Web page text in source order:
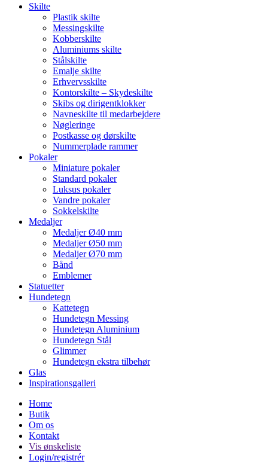
Skilte
Plastik skilte
Messingskilte
Kobberskilte
Aluminiums skilte
Stålskilte
Emalje skilte
Erhvervsskilte
Kontorskilte – Skydeskilte
Skibs og dirigentklokker
Navneskilte til medarbejdere
Nøgleringe
Postkasse og dørskilte
Nummerplade rammer
Pokaler
Miniature pokaler
Standard pokaler
Luksus pokaler
Vandre pokaler
Sokkelskilte
Medaljer
Medaljer Ø40 mm
Medaljer Ø50 mm
Medaljer Ø70 mm
Bånd
Emblemer
Statuetter
Hundetegn
Kattetegn
Hundetegn Messing
Hundetegn Aluminium
Hundetegn Stål
Glimmer
Hundetegn ekstra tilbehør
Glas
Inspirationsgalleri
Home
Butik
Om os
Kontakt
Vis ønskeliste
Login/registrér